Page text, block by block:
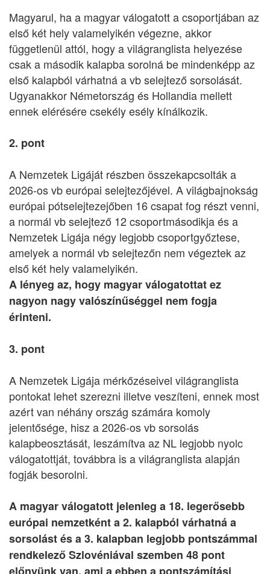
Magyarul, ha a magyar válogatott a csoportjában az
első két hely valamelyikén végezne, akkor
függetlenül attól, hogy a világranglista helyezése
csak a második kalapba sorolná be mindenképp az
első kalapból várhatná a vb selejtező sorsolását.
Ugyanakkor Németország és Hollandia mellett
ennek elérésére csekély esély kínálkozik.
2. pont
A Nemzetek Ligáját részben összekapcsolták a
2026-os vb európai selejtezőjével. A világbajnokság
európai pótselejtezejőben 16 csapat fog részt venni,
a normál vb selejtező 12 csoportmásodikja és a
Nemzetek Ligája négy legjobb csoportgyőztese,
amelyek a normál vb selejtezőn nem végeztek az
első két hely valamelyikén.
A lényeg az, hogy magyar válogatottat ez
nagyon nagy valószínűséggel nem fogja
érinteni.
3. pont
A Nemzetek Ligája mérkőzéseivel világranglista
pontokat lehet szerezni illetve veszíteni, ennek most
azért van néhány ország számára komoly
jelentősége, hisz a 2026-os vb sorsolás
kalapbeosztását, leszámítva az NL legjobb nyolc
válogatottját, továbbra is a világranglista alapján
fogják besorolni.
A magyar válogatott jelenleg a 18. legerősebb
európai nemzetként a 2. kalapból várhatná a
sorsolást és a 3. kalapban legjobb pontszámmal
rendkelező Szlovéniával szemben 48 pont